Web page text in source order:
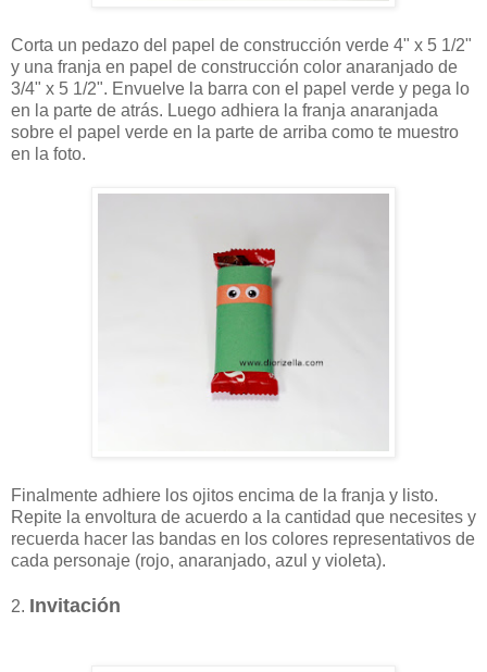
Corta un pedazo del papel de construcción verde 4" x 5 1/2"
y una franja en papel de construcción color anaranjado de
3/4" x 5 1/2". Envuelve la barra con el papel verde y pega lo
en la parte de atrás. Luego adhiera la franja anaranjada
sobre el papel verde en la parte de arriba como te muestro
en la foto.
Finalmente adhiere los ojitos encima de la franja y listo.
Repite la envoltura de acuerdo a la cantidad que necesites y
recuerda hacer las bandas en los colores representativos de
cada personaje (rojo, anaranjado, azul y violeta).
2. Invitación